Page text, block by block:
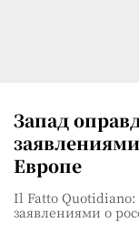
Запад
Европе
Il Fatto Quotidiano:
заявлениями о